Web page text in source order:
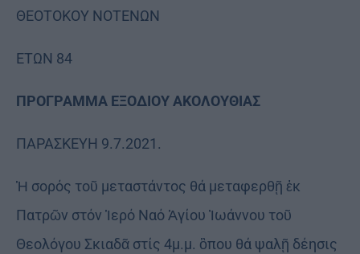
ΘΕΟΤΟΚΟΥ ΝΟΤΕΝΩΝ
ΕΤΩΝ 84
ΠΡΟΓΡΑΜΜΑ ΕΞΟΔΙΟΥ ΑΚΟΛΟΥΘΙΑΣ
ΠΑΡΑΣΚΕΥΗ 9.7.2021.
Ἡ σορός τοῦ μεταστάντος θά μεταφερθῇ ἐκ
Πατρῶν στόν Ἱερό Ναό Ἁγίου Ἰωάννου τοῦ
Θεολόγου Σκιαδᾶ στίς 4μ.μ. ὃπου θά ψαλῇ δέησις